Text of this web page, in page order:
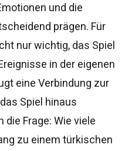
und die
prägen. Für
nur wichtig, das Spiel
in der eigenen
eine Verbindung zur
Spiel hinaus
Frage: Wie viele
zu einem türkischen